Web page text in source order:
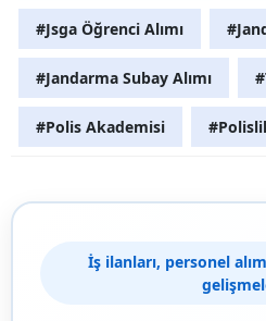
#Jsga Öğrenci Alımı
#Jandarma Subay Alımı
#Polis Akademisi
İş ilanları, personel